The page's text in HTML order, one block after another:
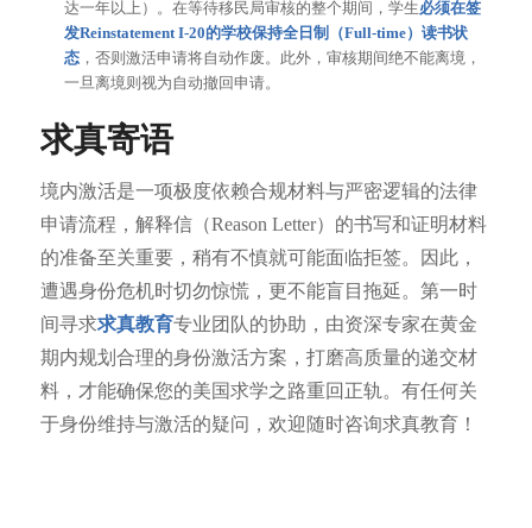
达一年以上）。在等待移民局审核的整个期间，学生必须在签
发Reinstatement I-20的学校保持全日制（Full-time）读书状
态，否则激活申请将自动作废。此外，审核期间绝不能离境，
一旦离境则视为自动撤回申请。
求真寄语
境内激活是一项极度依赖合规材料与严密逻辑的法律
申请流程，解释信（Reason Letter）的书写和证明材料
的准备至关重要，稍有不慎就可能面临拒签。因此，
遭遇身份危机时切勿惊慌，更不能盲目拖延。第一时
间寻求求真教育专业团队的协助，由资深专家在黄金
期内规划合理的身份激活方案，打磨高质量的递交材
料，才能确保您的美国求学之路重回正轨。有任何关
于身份维持与激活的疑问，欢迎随时咨询求真教育！